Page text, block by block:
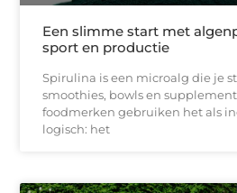
Een slimme start met
sport en productie
Spirulina is een microalg die je
smoothies, bowls en
foodmerken gebruiken het als
logisch: het